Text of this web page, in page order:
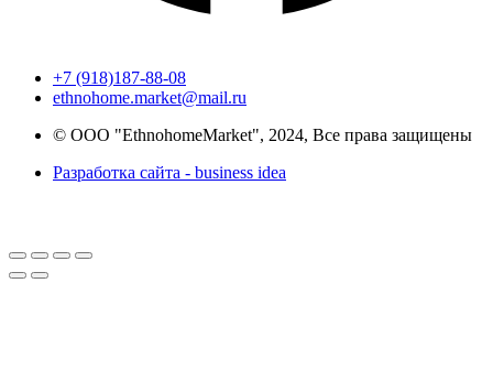
+7 (918)187-88-08
ethnohome.market@mail.ru
© ООО "EthnohomeMarket", 2024, Все права защищены
Разработка сайта - business idea